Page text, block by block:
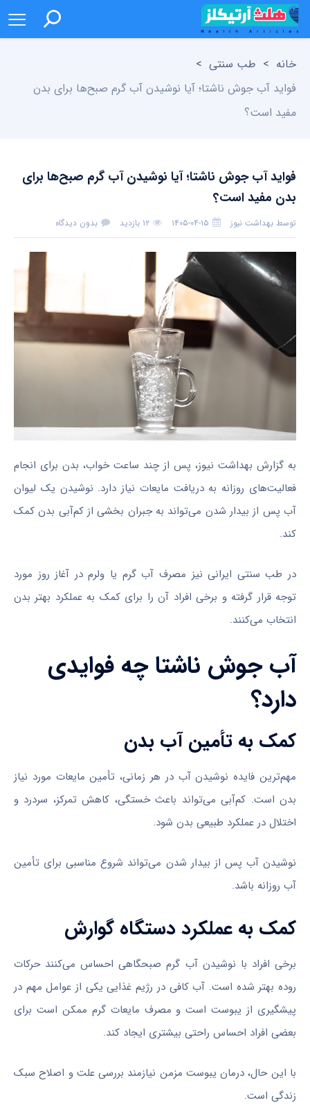
خانه > طب سنتی >
فواید آب جوش ناشتا؛ آیا نوشیدن آب گرم صبح‌ها برای بدن
مفید است؟
فواید آب جوش ناشتا؛ آیا نوشیدن آب گرم صبح‌ها برای
بدن مفید است؟
توسط بهداشت نیوز ۱۴۰۵-۰۴-۱۵ ۱۲ بازدید بدون دیدگاه
به گزارش بهداشت نیوز، پس از چند ساعت خواب، بدن برای انجام
فعالیت‌های روزانه به دریافت مایعات نیاز دارد. نوشیدن یک لیوان
آب پس از بیدار شدن می‌تواند به جبران بخشی از کم‌آبی بدن کمک
کند.
در طب سنتی ایرانی نیز مصرف آب گرم یا ولرم در آغاز روز مورد
توجه قرار گرفته و برخی افراد آن را برای کمک به عملکرد بهتر بدن
انتخاب می‌کنند.
آب جوش ناشتا چه فوایدی
دارد؟
کمک به تأمین آب بدن
مهم‌ترین فایده نوشیدن آب در هر زمانی، تأمین مایعات مورد نیاز
بدن است. کم‌آبی می‌تواند باعث خستگی، کاهش تمرکز، سردرد و
اختلال در عملکرد طبیعی بدن شود.
نوشیدن آب پس از بیدار شدن می‌تواند شروع مناسبی برای تأمین
آب روزانه باشد.
کمک به عملکرد دستگاه گوارش
برخی افراد با نوشیدن آب گرم صبحگاهی احساس می‌کنند حرکات
روده بهتر شده است. آب کافی در رژیم غذایی یکی از عوامل مهم در
پیشگیری از یبوست است و مصرف مایعات گرم ممکن است برای
بعضی افراد احساس راحتی بیشتری ایجاد کند.
با این حال، درمان یبوست مزمن نیازمند بررسی علت و اصلاح سبک
زندگی است.